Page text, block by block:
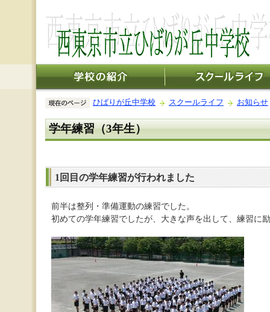
ひばりが丘中学校 スクールライフ お知らせ
学年練習（3年生）
1回目の学年練習が行われました
前半は整列・準備運動の練習でした。
初めての学年練習でしたが、大きな声を出して、練習に